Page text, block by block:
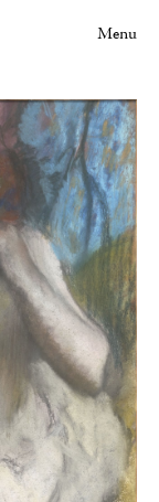
Menu